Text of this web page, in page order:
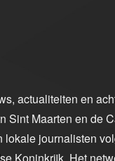
actualiteiten en
Sint Maarten en de
lokale journalisten
Koninkrijk. Het